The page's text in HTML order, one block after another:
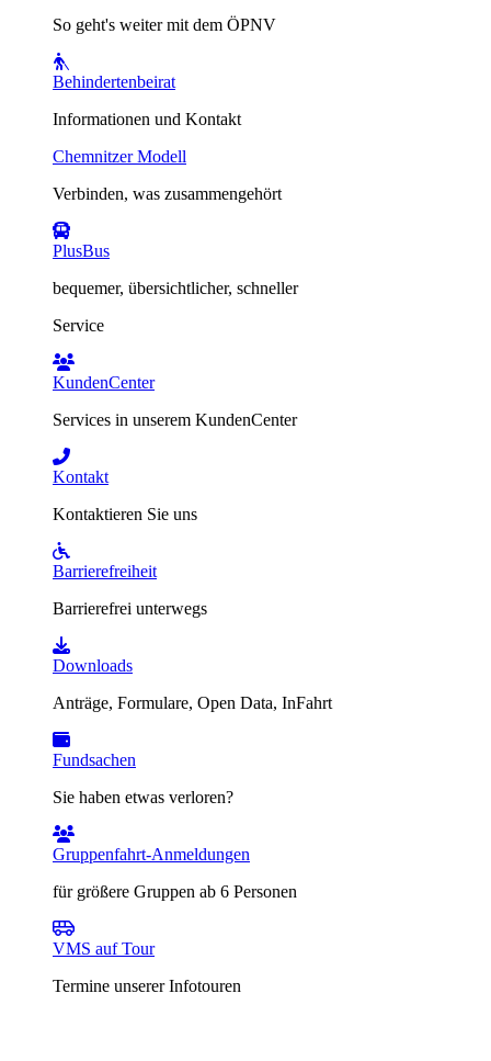
So geht's weiter mit dem ÖPNV
Behindertenbeirat
Informationen und Kontakt
Chemnitzer Modell
Verbinden, was zusammengehört
PlusBus
bequemer, übersichtlicher, schneller
Service
KundenCenter
Services in unserem KundenCenter
Kontakt
Kontaktieren Sie uns
Barrierefreiheit
Barrierefrei unterwegs
Downloads
Anträge, Formulare, Open Data, InFahrt
Fundsachen
Sie haben etwas verloren?
Gruppenfahrt-Anmeldungen
für größere Gruppen ab 6 Personen
VMS auf Tour
Termine unserer Infotouren